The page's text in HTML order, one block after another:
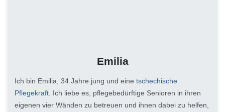
Emilia
Ich bin Emilia, 34 Jahre jung und eine tschechische
Pflegekraft . Ich liebe es, pflegebedürftige Senioren in ihren
eigenen vier Wänden zu betreuen und ihnen dabei zu helfen,